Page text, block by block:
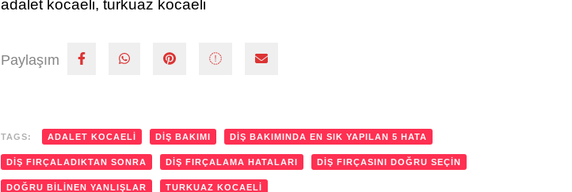
adalet kocaeli, turkuaz kocaeli
Paylaşım
TAGS: ADALET KOCAELI DIŞ BAKIMI DIŞ BAKIMINDA EN SIK YAPILAN 5 HATA
DIŞ FIRÇALADIKTAN SONRA DIŞ FIRÇALAMA HATALARI DIŞ FIRÇASINI DOĞRU SEÇIN
DOĞRU BILINEN YANLIŞLAR TURKUAZ KOCAELI